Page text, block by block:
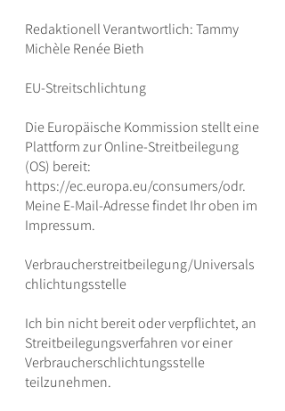
Redaktionell Verantwortlich​:Tammy
Michèle Renée Bieth
EU-Streitschlichtung
Die Europäische Kommission stellt eine
Plattform zur Online-Streitbeilegung
(OS) bereit:
https://ec.europa.eu/consumers/odr.
Meine E-Mail-Adresse findet Ihr oben im
Impressum.
Verbraucherstreitbeilegung/Universals
chlichtungsstelle
Ich bin nicht bereit oder verpflichtet, an
Streitbeilegungsverfahren vor einer
Verbraucherschlichtungsstelle
teilzunehmen.